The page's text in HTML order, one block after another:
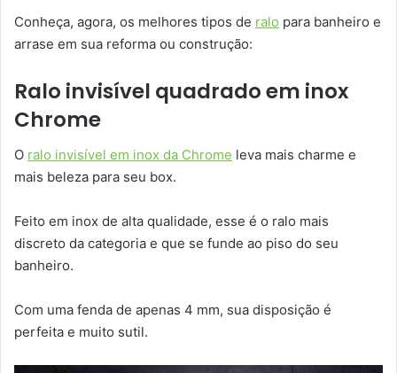
Conheça, agora, os melhores tipos de ralo para banheiro e
arrase em sua reforma ou construção:
Ralo invisível quadrado em inox
Chrome
O ralo invisível em inox da Chrome leva mais charme e
mais beleza para seu box.
Feito em inox de alta qualidade, esse é o ralo mais
discreto da categoria e que se funde ao piso do seu
banheiro.
Com uma fenda de apenas 4 mm, sua disposição é
perfeita e muito sutil.